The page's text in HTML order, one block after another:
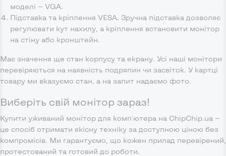
моделі — VGA.
Підставка та кріплення VESA. Зручна підставка дозволяє
регулювати кут нахилу, а кріплення встановити монітор
на стіну або кронштейн.
Має значення ще стан корпусу та екрану. Усі наші монітори
перевіряються на наявність подряпин чи засвіток. У картці
товару ми вказуємо стан, а на запит надаємо фото.
Виберіть свій монітор зараз!
Купити уживаний монітор для комп'ютера на ChipChip.ua —
це спосіб отримати якісну техніку за доступною ціною без
компромісів. Ми гарантуємо, що кожен прилад перевірений,
протестований та готовий до роботи.